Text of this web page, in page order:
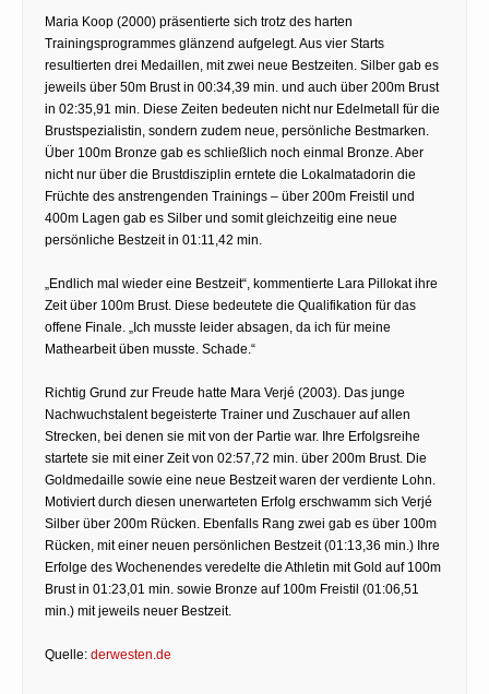
Maria Koop (2000) präsentierte sich trotz des harten
Trainingsprogrammes glänzend aufgelegt. Aus vier Starts
resultierten drei Medaillen, mit zwei neue Bestzeiten. Silber gab es
jeweils über 50m Brust in 00:34,39 min. und auch über 200m Brust
in 02:35,91 min. Diese Zeiten bedeuten nicht nur Edelmetall für die
Brustspezialistin, sondern zudem neue, persönliche Bestmarken.
Über 100m Bronze gab es schließlich noch einmal Bronze. Aber
nicht nur über die Brustdisziplin erntete die Lokalmatadorin die
Früchte des anstrengenden Trainings – über 200m Freistil und
400m Lagen gab es Silber und somit gleichzeitig eine neue
persönliche Bestzeit in 01:11,42 min.
„Endlich mal wieder eine Bestzeit“, kommentierte Lara Pillokat ihre
Zeit über 100m Brust. Diese bedeutete die Qualifikation für das
offene Finale. „Ich musste leider absagen, da ich für meine
Mathearbeit üben musste. Schade.“
Richtig Grund zur Freude hatte Mara Verjé (2003). Das junge
Nachwuchstalent begeisterte Trainer und Zuschauer auf allen
Strecken, bei denen sie mit von der Partie war. Ihre Erfolgsreihe
startete sie mit einer Zeit von 02:57,72 min. über 200m Brust. Die
Goldmedaille sowie eine neue Bestzeit waren der verdiente Lohn.
Motiviert durch diesen unerwarteten Erfolg erschwamm sich Verjé
Silber über 200m Rücken. Ebenfalls Rang zwei gab es über 100m
Rücken, mit einer neuen persönlichen Bestzeit (01:13,36 min.) Ihre
Erfolge des Wochenendes veredelte die Athletin mit Gold auf 100m
Brust in 01:23,01 min. sowie Bronze auf 100m Freistil (01:06,51
min.) mit jeweils neuer Bestzeit.
Quelle: derwesten.de